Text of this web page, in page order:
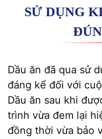
SỬ DỤNG
Dầu ăn đã qua sử
đáng kể đối với
Dầu ăn sau khi
trình vừa đem lại
đồng thời vừa bảo